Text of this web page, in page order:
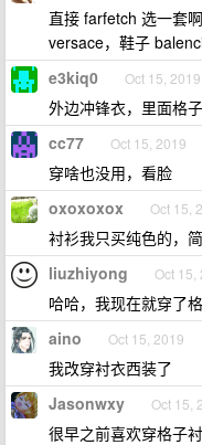
直接 farfetch 选一套
versace，鞋子
e3kiq0 Oct 15, 2019
外边冲锋衣，里面格
cc77 Oct 15, 2019
穿啥也没用，看脸
oxoxoxox Oct 15,
衬衫我只买纯色的，
liuzhiyong Oct 15,
哈哈，我现在就穿了格
aino Oct 15, 2019
我改穿衬衣西装了
Jasonwxy Oct 15,
很早之前喜欢穿格子